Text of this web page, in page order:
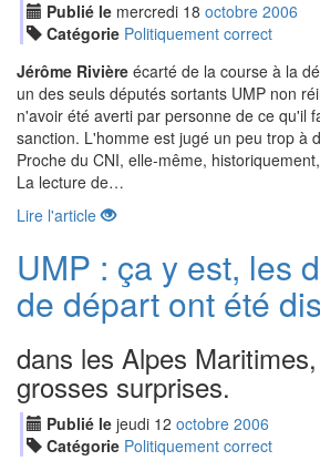
Publié le mercredi 18 octobre 2006
Catégorie Politiquement correct
Jérôme Rivière écarté de la course à la
un des seuls députés sortants UMP non
n'avoir été averti par personne de ce qu'il
sanction. L'homme est jugé un peu trop à
Proche du CNI, elle-même,
La lecture de…
Lire l'article
UMP : ça y est, les
de départ ont été
dans les Alpes
grosses surprises.
Publié le jeudi 12 octobre 2006
Catégorie Politiquement correct